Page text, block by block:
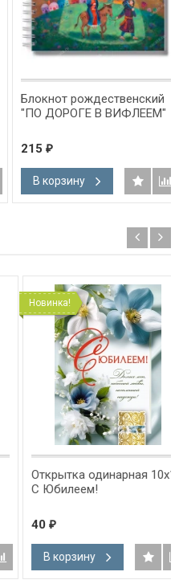
Блокнот рождественский
"ПО ДОРОГЕ В ВИФЛЕЕМ"
215 ₽
В корзину
Новинка!
Открытка одинарная 10x15:
С Юбилеем!
40₽
В корзину